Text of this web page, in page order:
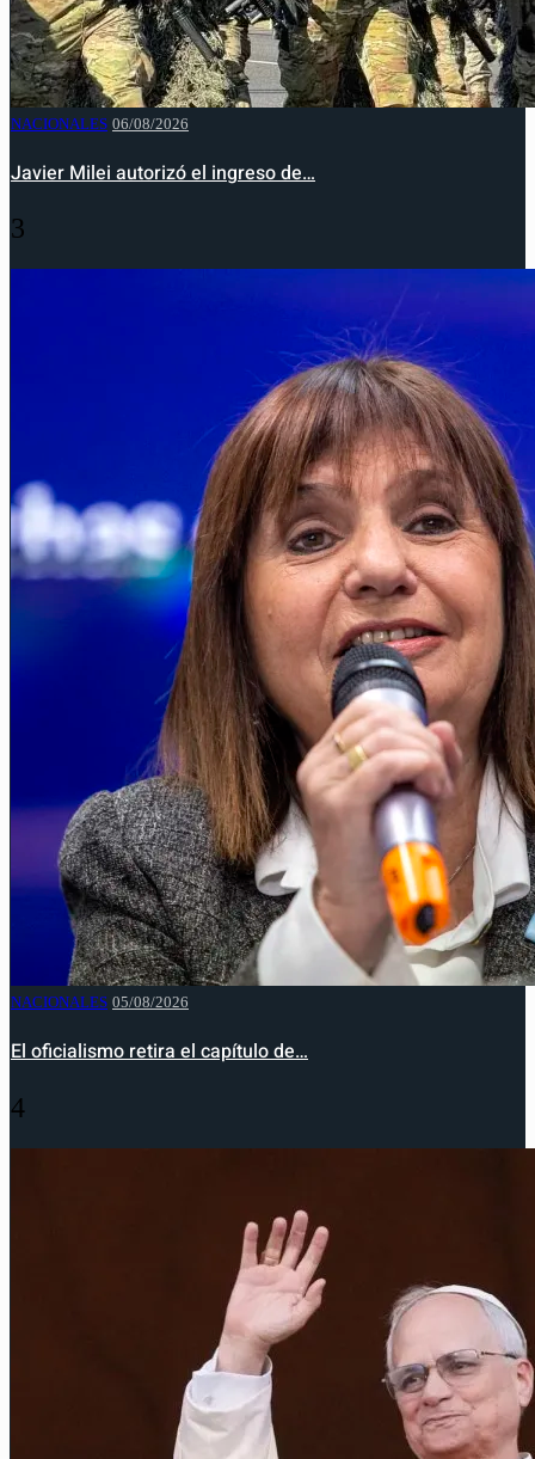
NACIONALES 06/08/2026
Javier Milei autorizó el ingreso de…
3
NACIONALES 05/08/2026
El oficialismo retira el capítulo de…
4